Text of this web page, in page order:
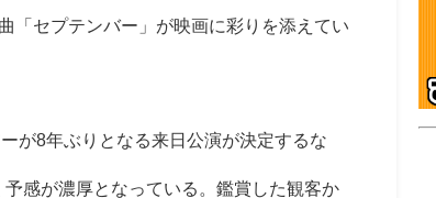
「セプテンバー」が映画に彩りを添えてい
が8年ぶりとなる来日公演が決定するな
感が濃厚となっている。鑑賞した観客か